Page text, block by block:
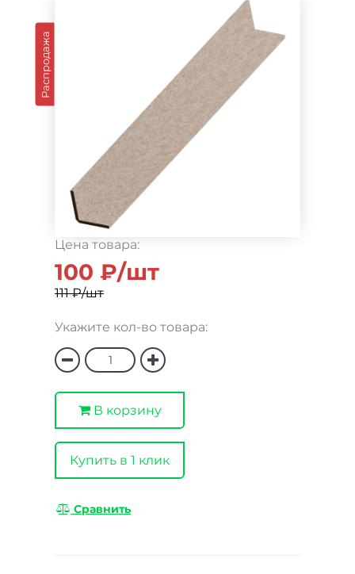
Распродажа
Цена товара:
100 ₽/шт
111 ₽/шт
Укажите кол-во товара:
В корзину
Купить в 1 клик
Сравнить